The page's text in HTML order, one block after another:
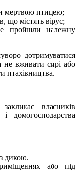
мертвою птицею;
що містять вірус;
пройшли належну
дотримуватися
не вживати сирі або
птахівництва.
власників
домогосподарства
з дикою.
або під